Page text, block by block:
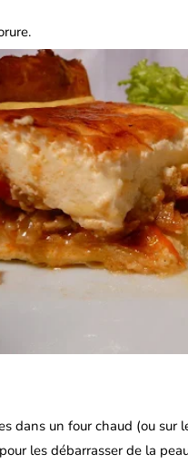
dans un four chaud (ou sur
les débarrasser de la